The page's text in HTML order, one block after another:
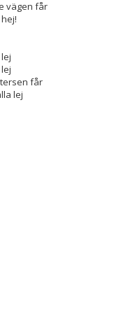
vägen får
får
lej